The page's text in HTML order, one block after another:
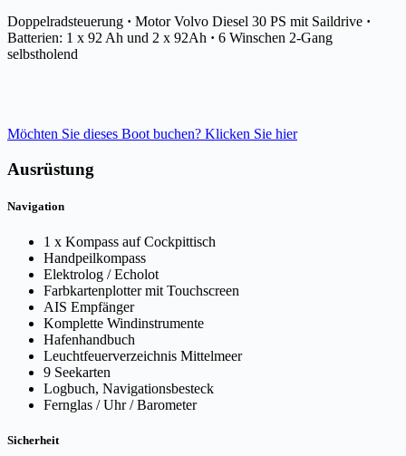
Doppelradsteuerung · Motor Volvo Diesel 30 PS mit Saildrive ·
Batterien: 1 x 92 Ah und 2 x 92Ah · 6 Winschen 2-Gang
selbstholend
Möchten Sie dieses Boot buchen? Klicken Sie hier
Ausrüstung
Navigation
1 x Kompass auf Cockpittisch
Handpeilkompass
Elektrolog / Echolot
Farbkartenplotter mit Touchscreen
AIS Empfänger
Komplette Windinstrumente
Hafenhandbuch
Leuchtfeuerverzeichnis Mittelmeer
9 Seekarten
Logbuch, Navigationsbesteck
Fernglas / Uhr / Barometer
Sicherheit